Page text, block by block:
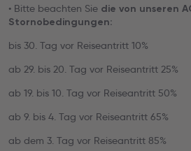
• Bitte beachten Sie die von unseren
Stornobedingungen:
bis 30. Tag vor Reiseantritt 10%
ab 29. bis 20. Tag vor Reiseantritt 25%
ab 19. bis 10. Tag vor Reiseantritt 50%
ab 9. bis 4. Tag vor Reiseantritt 65%
ab dem 3. Tag vor Reiseantritt 85%